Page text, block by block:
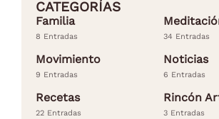
CATEGORÍAS
Familia
8 Entradas 34 Entradas
Movimiento
9 Entradas
Noticias
6 Entradas
Recetas
22 Entradas
Rincón
3 Entradas